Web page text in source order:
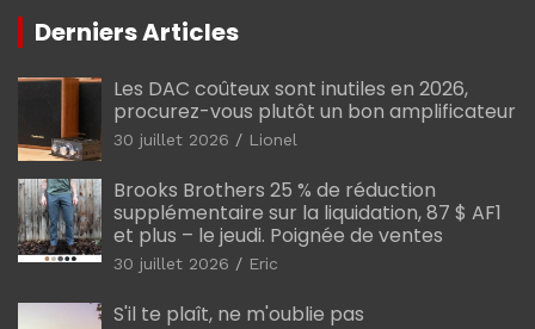
Derniers Articles
Les DAC coûteux sont inutiles en 2026,
procurez-vous plutôt un bon amplificateur
30 juillet 2026 Lionel
Brooks Brothers 25 % de réduction
supplémentaire sur la liquidation, 87 $ AF1
et plus – le jeudi. Poignée de ventes
30 juillet 2026 Eric
S'il te plaît, ne m'oublie pas